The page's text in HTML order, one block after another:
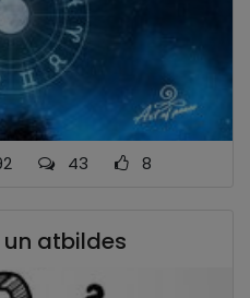
43 8
atbildes